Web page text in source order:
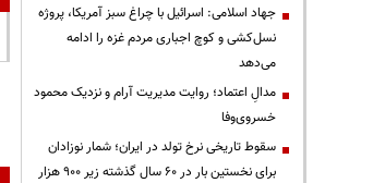
جهاد اسلامی: اسرائیل با چراغ سبز آمریکا، پروژه
نسل‌کشی و کوچ اجباری مردم غزه را ادامه
می‌دهد
مدالِ اعتماد؛ روایت مدیریت آرام و نزدیک محمود
خسروی‌وفا
سقوط تاریخی نرخ تولد در ایران؛ شمار نوزادان
برای نخستین بار در ۶۰ سال گذشته زیر ۹۰۰ هزار